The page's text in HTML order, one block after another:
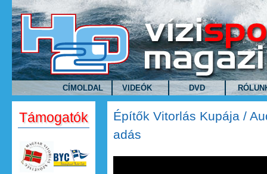
Ugrás a tartalomra
CÍMOLDAL VIDEÓK DVD
Építők Vitorlás Kupája /
adás
Támogatók